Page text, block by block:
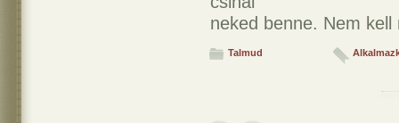
neked benne. Nem
Talmud